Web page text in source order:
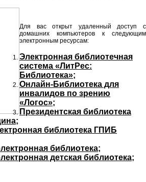
Для вас открыт удаленный доступ с
домашних компьютеров к следующим
электронным ресурсам:
Электронная библиотечная
система «ЛитРес:
Библиотека»;
Онлайн-Библиотека для
инвалидов по зрению
«Логос»;
Президентская библиотека
библиотека ГПИБ
библиотека;
детская библиотека;